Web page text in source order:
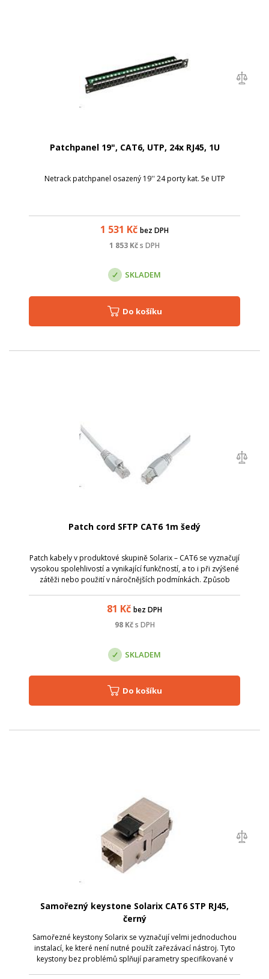
Patchpanel 19", CAT6, UTP, 24x RJ45, 1U
Netrack patchpanel osazený 19'' 24 porty kat. 5e UTP
1 531 Kč bez DPH
1 853 Kčs DPH
SKLADEM
Do košíku
Patch cord SFTP CAT6 1m šedý
Patch kabely v produktové skupině Solarix – CAT6 se vyznačují
vysokou spolehlivostí a vynikající funkčností, a to i při zvýšené
zátěži nebo použití v náročnějších podmínkách. Způsob
81 Kč bez DPH
98Kč s DPH
SKLADEM
Do košíku
Samořezný keystone Solarix CAT6 STP RJ45,
černý
Samořezné keystony Solarix se vyznačují velmi jednoduchou
instalací, ke které není nutné použít zařezávací nástroj. Tyto
keystony bez problémů splňují parametry specifikované v